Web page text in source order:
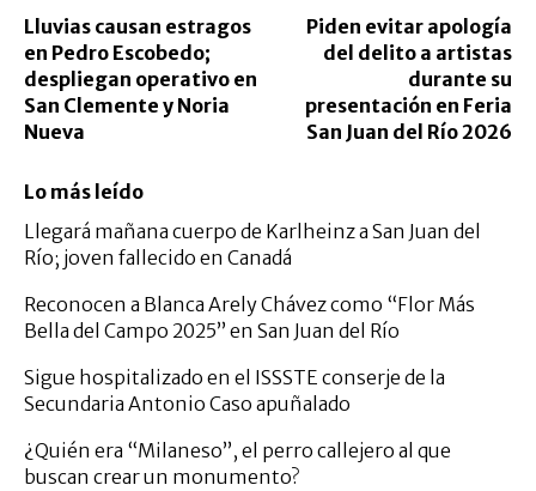
Lluvias causan estragos
en Pedro Escobedo;
despliegan operativo en
San Clemente y Noria
Nueva
Piden evitar apología
del delito a artistas
durante su
presentación en Feria
San Juan del Río 2026
Lo más leído
Llegará mañana cuerpo de Karlheinz a San Juan del
Río; joven fallecido en Canadá
Reconocen a Blanca Arely Chávez como “Flor Más
Bella del Campo 2025” en San Juan del Río
Sigue hospitalizado en el ISSSTE conserje de la
Secundaria Antonio Caso apuñalado
¿Quién era “Milaneso”, el perro callejero al que
buscan crear un monumento?